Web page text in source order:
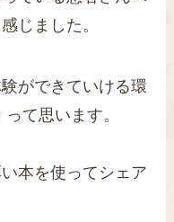
じました。
ができていける環
て思います。
本を使ってシェア